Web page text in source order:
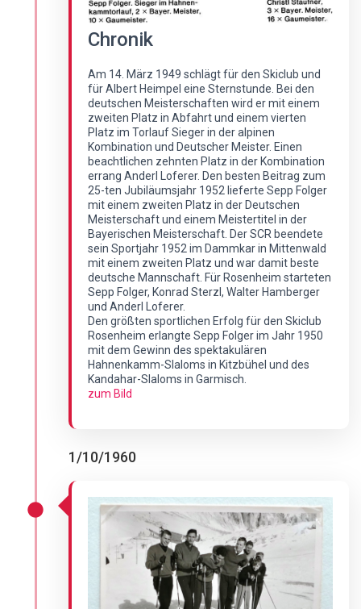
Chronik
Am 14. März 1949 schlägt für den Skiclub und
für Albert Heimpel eine Sternstunde. Bei den
deutschen Meisterschaften wird er mit einem
zweiten Platz in Abfahrt und einem vierten
Platz im Torlauf Sieger in der alpinen
Kombination und Deutscher Meister. Einen
beachtlichen zehnten Platz in der Kombination
errang Anderl Loferer. Den besten Beitrag zum
25-ten Jubiläumsjahr 1952 lieferte Sepp Folger
mit einem zweiten Platz in der Deutschen
Meisterschaft und einem Meistertitel in der
Bayerischen Meisterschaft. Der SCR beendete
sein Sportjahr 1952 im Dammkar in Mittenwald
mit einem zweiten Platz und war damit beste
deutsche Mannschaft. Für Rosenheim starteten
Sepp Folger, Konrad Sterzl, Walter Hamberger
und Anderl Loferer.
Den größten sportlichen Erfolg für den Skiclub
Rosenheim erlangte Sepp Folger im Jahr 1950
mit dem Gewinn des spektakulären
Hahnenkamm-Slaloms in Kitzbühel und des
Kandahar-Slaloms in Garmisch.
zum Bild
1/10/1960